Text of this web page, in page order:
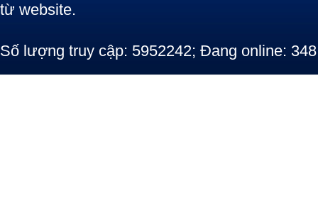
từ website.
Số lượng truy cập: 5952242; Đang online: 348